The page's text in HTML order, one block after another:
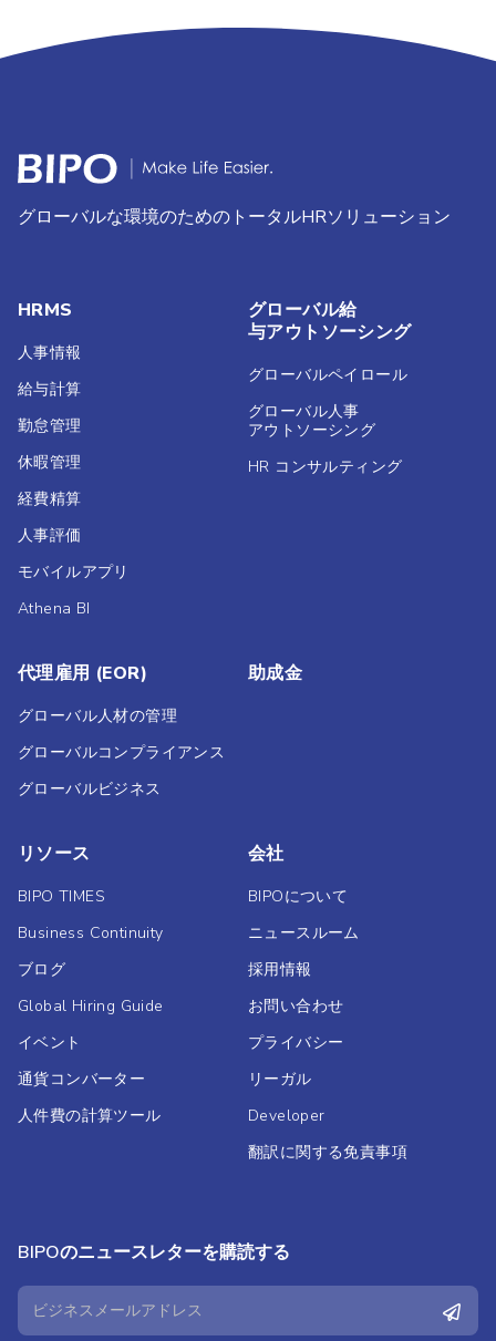
グローバルな環境のためのトータルHRソリューション
HRMS
人事情報
給与計算
勤怠管理
休暇管理
経費精算
人事評価
モバイルアプリ
Athena BI
グローバル給
与アウトソーシング
グローバルペイロール
グローバル人事
アウトソーシング
HR コンサルティング
代理雇用 (EOR)
グローバル人材の管理
グローバルコンプライアンス
グローバルビジネス
助成金
リソース
BIPO TIMES
Business Continuity
ブログ
Global Hiring Guide
イベント
通貨コンバーター
人件費の計算ツール
会社
BIPOについて
ニュースルーム
採用情報
お問い合わせ
プライバシー
リーガル
Developer
翻訳に関する免責事項
BIPOのニュースレターを購読する